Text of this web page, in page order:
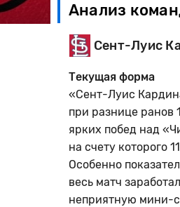
Анализ
Сент-Луис
Текущая форма
«Сент-Луис
при разнице ранов
ярких побед над
на счету которого
Особенно
весь матч
неприятную мини-